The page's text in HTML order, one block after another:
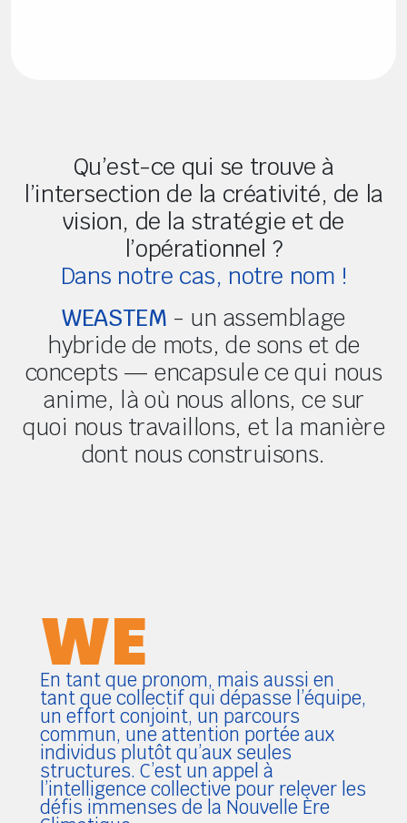
Qu’est-ce qui se trouve à
l’intersection de la créativité, de la
vision, de la stratégie et de
l’opérationnel ?
Dans notre cas, notre nom !
- un assemblage
hybride de mots, de sons et de
concepts — encapsule ce qui nous
anime, là où nous allons, ce sur
quoi nous travaillons, et la manière
dont nous construisons.
WE
En tant que pronom, mais aussi en
tant que collectif qui dépasse l’équipe,
un effort conjoint, un parcours
commun, une attention portée aux
individus plutôt qu’aux seules
structures. C’est un appel à
l’intelligence collective pour relever les
défis immenses de la Nouvelle Ère
Climatique.